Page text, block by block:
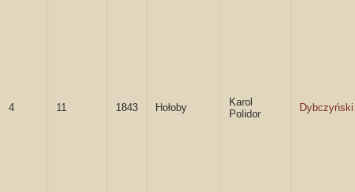
4 11 1843 Hołoby
Karol
Polidor
Dybczyński